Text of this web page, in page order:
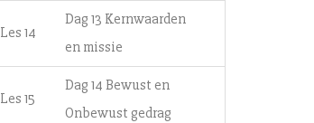
Les 14
Dag 13 Kernwaarden
en missie
Les 15
Dag 14 Bewust en
Onbewust gedrag